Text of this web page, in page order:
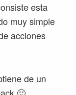
esta
muy simple
acciones
de un